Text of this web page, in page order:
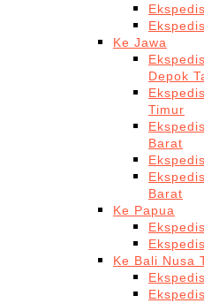
Ke Jawa
Depok
Timur
Barat
Barat
Ke Papua
Ke Bali Nusa